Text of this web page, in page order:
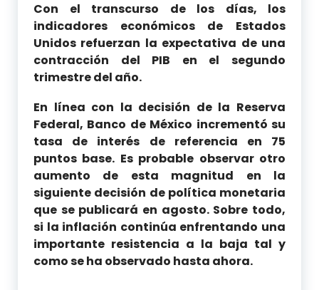
Con el transcurso de los días, los
indicadores económicos de Estados
Unidos refuerzan la expectativa de una
contracción del PIB en el segundo
trimestre del año.
En línea con la decisión de la Reserva
Federal, Banco de México incrementó su
tasa de interés de referencia en 75
puntos base. Es probable observar otro
aumento de esta magnitud en la
siguiente decisión de política monetaria
que se publicará en agosto. Sobre todo,
si la inflación continúa enfrentando una
importante resistencia a la baja tal y
como se ha observado hasta ahora.